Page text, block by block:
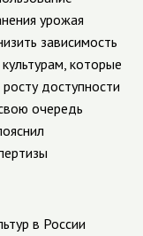
урожая
зависимость
которые
доступности
очередь
в России